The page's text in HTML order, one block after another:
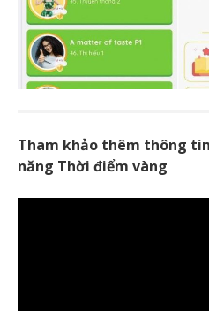
Tham khảo thêm thông
năng Thời điểm vàng